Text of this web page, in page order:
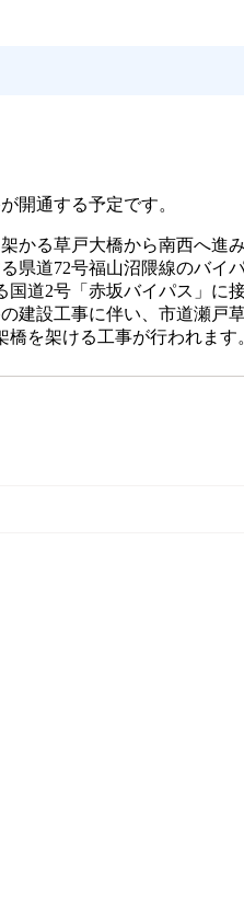
開通する予定です。
る草戸大橋から南西へ進
道72号福山沼隈線のバイ
道2号「赤坂バイパス」
建設工事に伴い、市道瀬戸
を架ける工事が行われます